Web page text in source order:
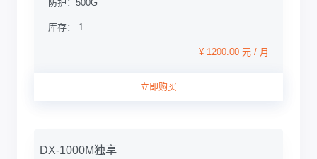
防护： 500G
库存： 1
¥ 1200.00 元 / 月
立即购买
DX-1000M独享